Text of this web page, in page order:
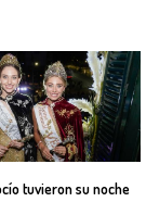
tuvieron su noche